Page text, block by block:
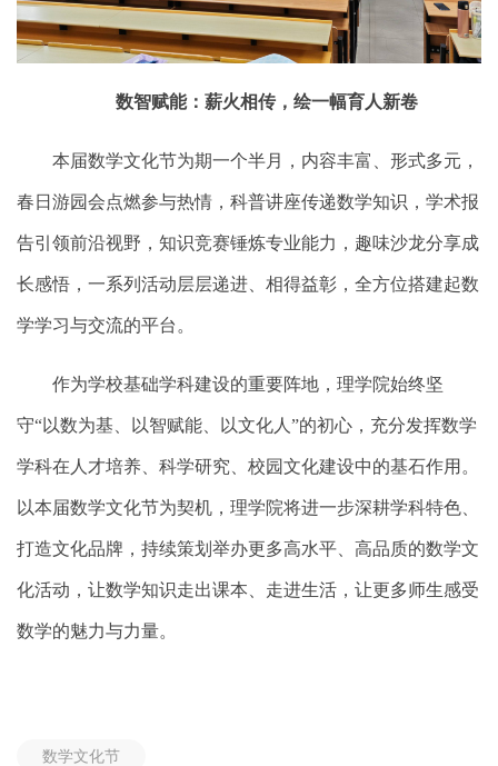
数智赋能：薪火相传，绘一幅育人新卷
本届数学文化节为期一个半月，内容丰富、形式多元，
春日游园会点燃参与热情，科普讲座传递数学知识，学术报
告引领前沿视野，知识竞赛锤炼专业能力，趣味沙龙分享成
长感悟，一系列活动层层递进、相得益彰，全方位搭建起数
学学习与交流的平台。
作为学校基础学科建设的重要阵地，理学院始终坚
守“以数为基、以智赋能、以文化人”的初心，充分发挥数学
学科在人才培养、科学研究、校园文化建设中的基石作用。
以本届数学文化节为契机，理学院将进一步深耕学科特色、
打造文化品牌，持续策划举办更多高水平、高品质的数学文
化活动，让数学知识走出课本、走进生活，让更多师生感受
数学的魅力与力量。
数学文化节